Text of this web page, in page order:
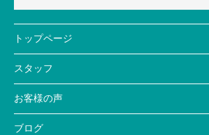
トップページ
スタッフ
お客様の声
ブログ